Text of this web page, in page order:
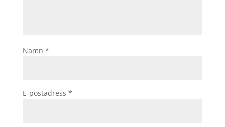
Namn *
E-postadress *